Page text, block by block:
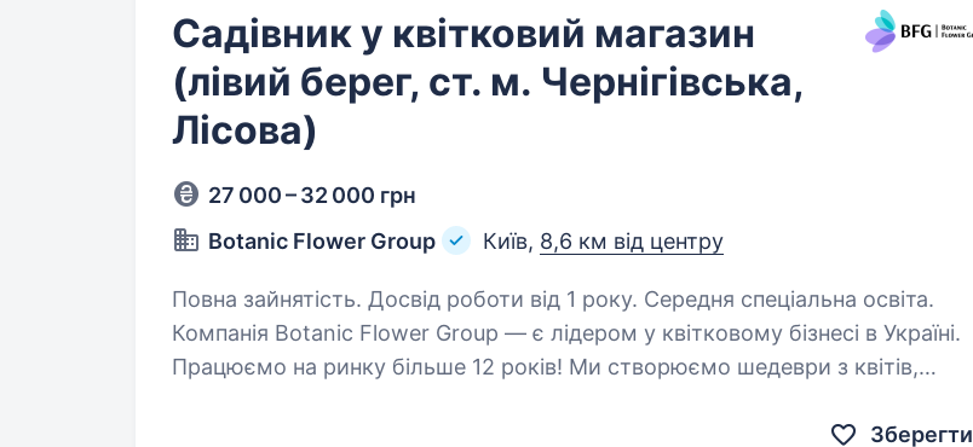
Садівник у квітковий магазин
(лівий берег, ст. м. Чернігівська,
Лісова)
27 000 – 32 000 грн
Botanic Flower Group
Київ, 8,6 км від центру
Повна зайнятість. Досвід роботи від 1 року. Середня спеціальна освіта.
Компанія Botanic Flower Group — є лідером у квітковому бізнесі в Україні.
Працюємо на ринку більше 12 років! Ми створюємо шедеври з квітів,
Зберегти